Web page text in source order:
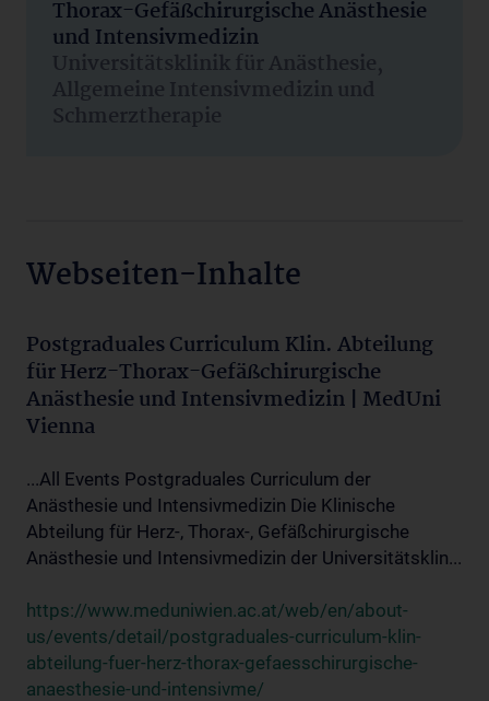
Thorax-Gefäßchirurgische Anästhesie
und Intensivmedizin
Universitätsklinik für Anästhesie,
Allgemeine Intensivmedizin und
Schmerztherapie
Webseiten-Inhalte
Postgraduales Curriculum Klin. Abteilung
für Herz-Thorax-Gefäßchirurgische
Anästhesie und Intensivmedizin | MedUni
Vienna
...All Events Postgraduales Curriculum der
Anästhesie und Intensivmedizin Die Klinische
Abteilung für Herz-, Thorax-, Gefäßchirurgische
Anästhesie und Intensivmedizin der Universitätsklin...
https://www.meduniwien.ac.at/web/en/about-
us/events/detail/postgraduales-curriculum-klin-
abteilung-fuer-herz-thorax-gefaesschirurgische-
anaesthesie-und-intensivme/